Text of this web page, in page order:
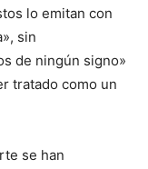
lo emitan con
sin
de ningún signo»
tratado como un
se han